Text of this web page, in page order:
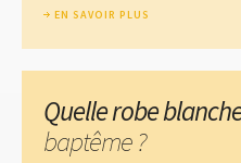
EN SAVOIR PLUS
Quelle robe
baptême ?